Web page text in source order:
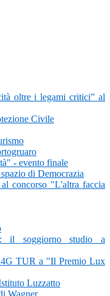
oltre i legami critici” al
Civile
- evento finale
di Democrazia
concorso "L'altra faccia
il soggiorno studio a
4G TUR a "Il Premio Lux
Luzzatto